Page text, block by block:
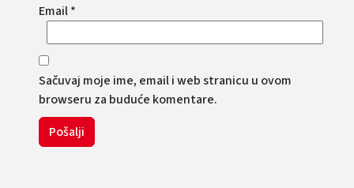
Email*
Sačuvaj moje ime, email i web stranicu u ovom
browseru za buduće komentare.